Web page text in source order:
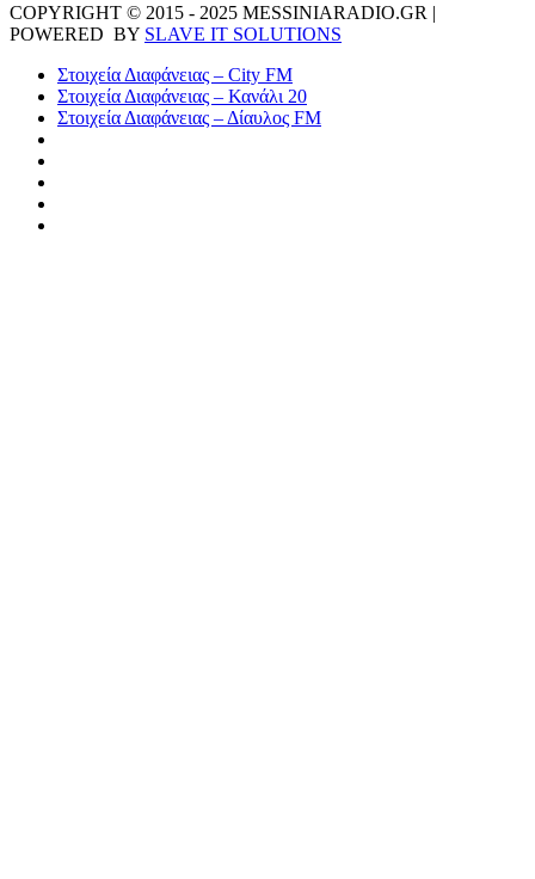
COPYRIGHT © 2015 - 2025 MESSINIARADIO.GR |
POWERED BY SLAVE IT SOLUTIONS
Στοιχεία Διαφάνειας – City FM
Στοιχεία Διαφάνειας – Κανάλι 20
Στοιχεία Διαφάνειας – Δίαυλος FM